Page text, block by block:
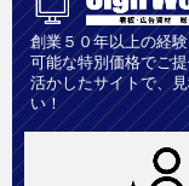
創業５０年以上の経
可能な特別価格でご
活かしたサイトで、
い！